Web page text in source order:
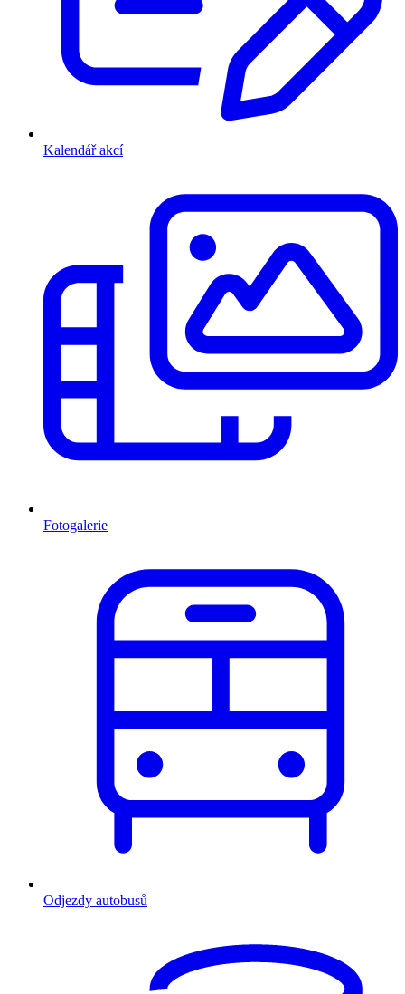
Kalendář akcí
Fotogalerie
Odjezdy autobusů